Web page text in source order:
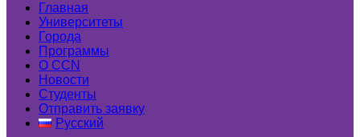
Главная
Университеты
Города
Программы
О CCN
Новости
Студенты
Отправить заявку
Русский